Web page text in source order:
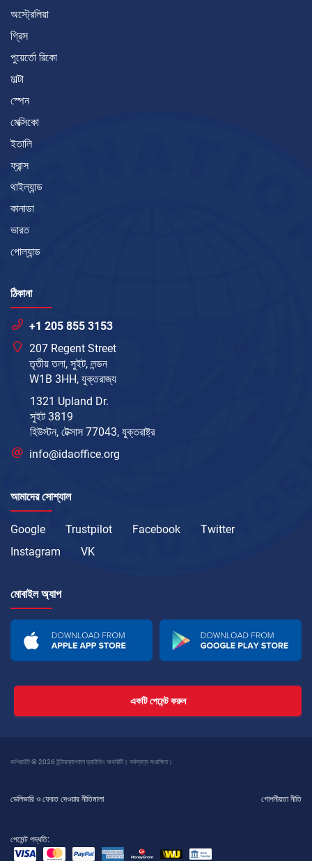
অস্ট্রেলিয়া
গ্রিস
পুয়ের্তো রিকো
মাল্টা
স্পেন
মেক্সিকো
ইতালি
ফ্রান্স
থাইল্যান্ড
কানাডা
ভারত
পোল্যান্ড
ঠিকানা
+1 205 855 3153
207 Regent Street
তৃতীয় তলা, সুইট, লন্ডন
W1B 3HH, যুক্তরাজ্য
1321 Upland Dr.
সুইট 3819
হিউস্টন, টেক্সাস 77043, যুক্তরাষ্ট্র
info@idaoffice.org
আমাদের সোশ্যাল
Google Trustpilot Facebook
Twitter
Instagram
VK
মোবাইল অ্যাপ
একটি পেমেন্ট করুন
কপিরাইট © 2026 ইন্টারন্যাশনাল ড্রাইভিং অথরিটি। সর্বস্বত্ব সংরক্ষিত।
ডেলিভারি ও ফেরত দেওয়ার নীতিমালা গোপনীয়তা নীতি
পেমেন্ট পদ্ধতি: